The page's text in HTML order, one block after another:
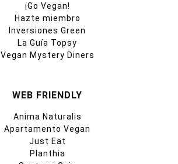
¡Go Vegan!
Hazte miembro
Inversiones Green
La Guía Topsy
Vegan Mystery Diners
WEB FRIENDLY
Anima Naturalis
Apartamento Vegan
Just Eat
Planthia